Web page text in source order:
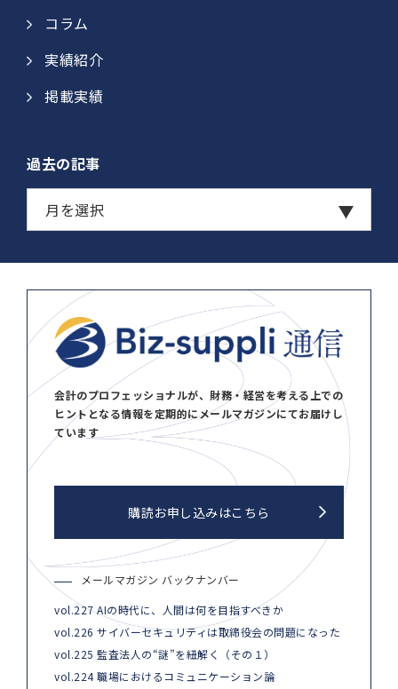
コラム
実績紹介
掲載実績
過去の記事
会計のプロフェッショナルが、財務・経営を考える上での
ヒントとなる情報を定期的にメールマガジンにてお届けし
ています
購読お申し込みはこちら
メールマガジン バックナンバー
vol.227 AIの時代に、人間は何を目指すべきか
vol.226 サイバーセキュリティは取締役会の問題になった
vol.225 監査法人の“謎”を紐解く（その１）
vol.224 職場におけるコミュニケーション論